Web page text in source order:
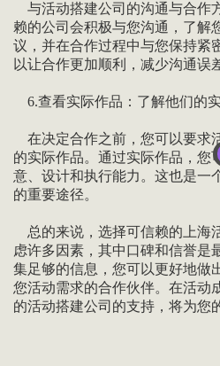
与活动搭建公司的沟通与合作
赖的公司会积极与您沟通，了解
议，并在合作过程中与您保持紧
以让合作更加顺利，减少沟通误
6.查看实际作品：了解他们的
在决定合作之前，您可以要求
的实际作品。通过实际作品，您
意、设计和执行能力。这也是一
的重要途径。
总的来说，选择可信赖的上海
虑许多因素，其中口碑和信誉是
集足够的信息，您可以更好地做
您活动需求的合作伙伴。在活动
的活动搭建公司的支持，将为您